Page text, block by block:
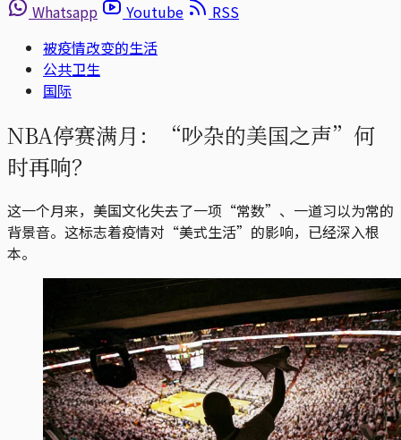
Whatsapp
Youtube
RSS
被疫情改变的生活
公共卫生
国际
NBA停赛满月：“吵杂的美国之声”何
时再响？
这一个月来，美国文化失去了一项“常数”、一道习以为常的
背景音。这标志着疫情对“美式生活”的影响，已经深入根
本。